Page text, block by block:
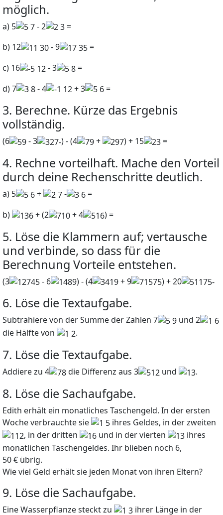
möglich.
a) 5 -2
=
b) 12 -9
=
c) 16 -3
=
d)7 -4 + 3 =
3. Berechne. Kürze das Ergebnis
vollständig.
(6 -3 )-(4 + ) + 15 =
4. Rechne vorteilhaft. Mache den Vorteil
durch deine Rechenschritte deutlich.
a) 5 + -
=
b)
+ (2 + 4 ) =
5. Löse die Klammern auf; vertausche
und verbinde, so dass für die
Berechnung Vorteile entstehen.
(3 - 6 )-(4 + 9 ) + 20
6. Löse die Textaufgabe.
Subtrahiere von der Summe der Zahlen 7 und 2
die Hälfte von
.
7. Löse die Textaufgabe.
Addiere zu 4 die Differenz aus 3 und .
8. Löse die Sachaufgabe.
Edith erhält ein monatliches Taschengeld. In der ersten
Woche verbrauchte sie
ihres Geldes, in der zweiten
, in der dritten
und in der vierten
ihres
monatlichen Taschengeldes. Ihr blieben noch 6,
50€ übrig.
Wie viel Geld erhält sie jeden Monat von ihren Eltern?
9. Löse die Sachaufgabe.
Eine Wasserpflanze steckt zu
ihrer Länge in der